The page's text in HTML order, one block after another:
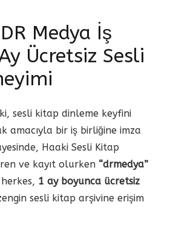
Medya İş
Ücretsiz Sesli
sesli kitap dinleme keyfini
amacıyla bir iş birliğine imza
Haaki Sesli Kitap
ve kayıt olurken “drmedya”
1 ay boyunca ücretsiz
sesli kitap arşivine erişim